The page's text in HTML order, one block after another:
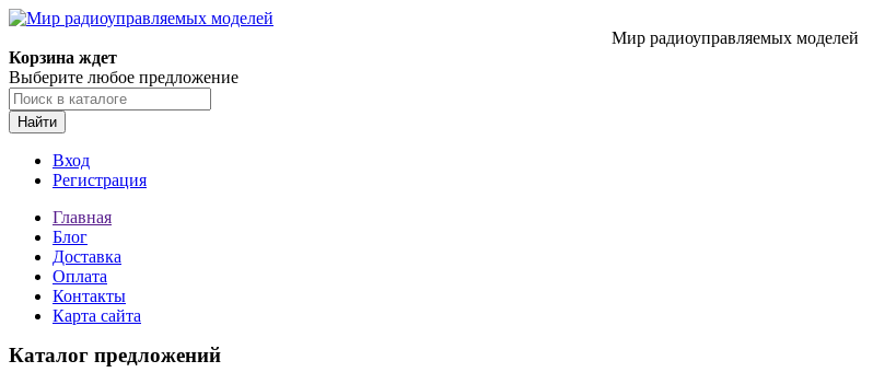
Мир радиоуправляемых моделей
Корзина ждет
Выберите любое предложение
Найти
Вход
Регистрация
Главная
Блог
Доставка
Оплата
Контакты
Карта сайта
Каталог предложений